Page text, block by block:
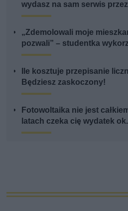
wydasz na sam serwis
„Zdemolowali moje
pozwali” – studentka
Ile kosztuje przepisanie
Będziesz zaskoczony!
Fotowoltaika nie jest
latach czeka cię wydatek